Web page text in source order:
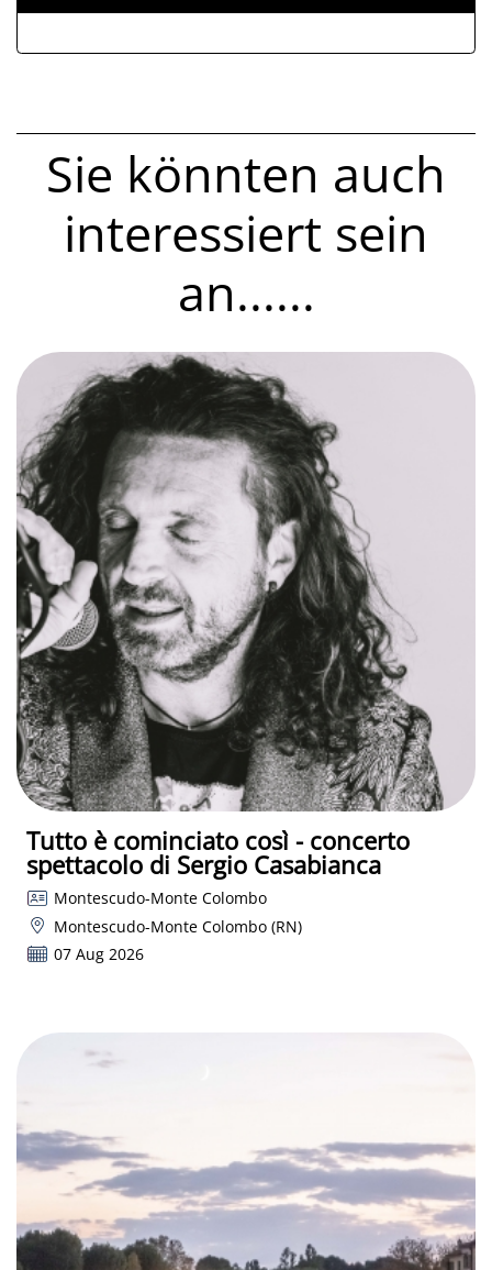
Sie könnten auch
interessiert sein
an......
Tutto è cominciato così - concerto
spettacolo di Sergio Casabianca
Montescudo-Monte Colombo
Montescudo-Monte Colombo (RN)
07 Aug 2026